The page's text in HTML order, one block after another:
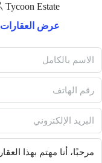
Tycoon Estate
عرض العقارات